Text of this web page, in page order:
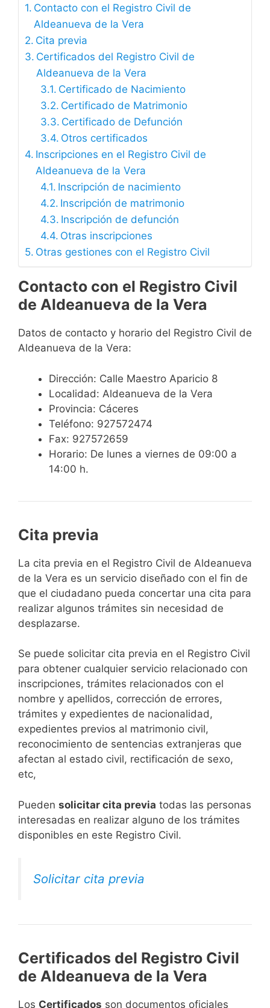
Contacto con el Registro Civil de
Aldeanueva de la Vera
Cita previa
Certificados del Registro Civil de
Aldeanueva de la Vera
Certificado de Nacimiento
Certificado de Matrimonio
Certificado de Defunción
Otros certificados
Inscripciones en el Registro Civil de
Aldeanueva de la Vera
Inscripción de nacimiento
Inscripción de matrimonio
Inscripción de defunción
Otras inscripciones
Otras gestiones con el Registro Civil
Contacto con el Registro Civil
de Aldeanueva de la Vera
Datos de contacto y horario del Registro Civil de
Aldeanueva de la Vera:
Dirección: Calle Maestro Aparicio 8
Localidad: Aldeanueva de la Vera
Provincia: Cáceres
Teléfono: 927572474
Fax: 927572659
Horario: De lunes a viernes de 09:00 a
14:00 h.
Cita previa
​​​​​​​​​​​​​​​​​​​​​​​​​​​​La cita previa en el Registro Civil de Aldeanueva
de la Vera es un servicio diseñado con el fin de
que el ciudadano pueda concertar una cita para
realizar algunos trámites sin necesidad de
desplazarse.​
Se puede solicitar cita previa en el Registro Civil
para obtener cualquier servicio relacionado con
inscripciones, trámites relacionados con el
nombre y apellidos, corrección de errores,
trámites y expedientes de nacionalidad,
expedientes previos al matrimonio civil,
reconocimiento de sentencias extranjeras que
afectan al estado civil, rectificación de sexo,
etc,
​Pueden solicitar cita previa todas las personas
interesadas en realizar alguno de los trámites
disponibles en este Registro Civil.​
Solicitar cita previa
Certificados del Registro Civil
de Aldeanueva de la Vera
Los Certificados son documentos oficiales